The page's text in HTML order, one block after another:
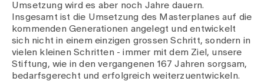
Umsetzung wird es aber noch Jahre dauern.
Insgesamt ist die Umsetzung des Masterplanes auf die
kommenden Generationen angelegt und entwickelt
sich nicht in einem einzigen grossen Schritt, sondern in
vielen kleinen Schritten - immer mit dem Ziel, unsere
Stiftung, wie in den vergangenen 167 Jahren sorgsam,
bedarfsgerecht und erfolgreich weiterzuentwickeln.